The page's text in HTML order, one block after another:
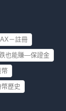
－註冊
跌也能賺—保證金
幣
幣歷史